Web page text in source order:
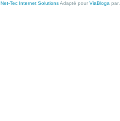
Net-Tec Internet SolutionsAdapté pour ViaBloga par